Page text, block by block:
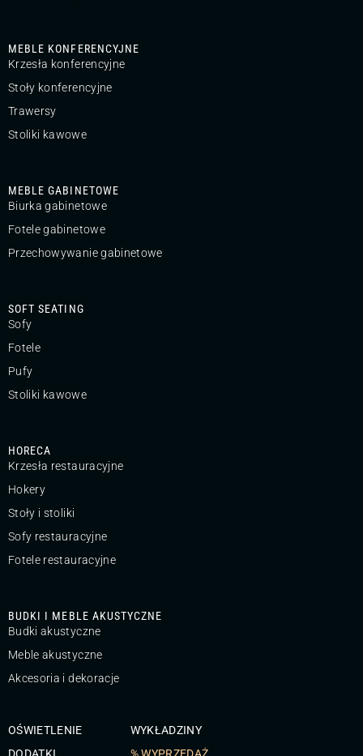
MEBLE KONFERENCYJNE
Krzesła konferencyjne
Stoły konferencyjne
Trawersy
Stoliki kawowe
MEBLE GABINETOWE
Biurka gabinetowe
Fotele gabinetowe
Przechowywanie gabinetowe
SOFT SEATING
Sofy
Fotele
Pufy
Stoliki kawowe
HORECA
Krzesła restauracyjne
Hokery
Stoły i stoliki
Sofy restauracyjne
Fotele restauracyjne
BUDKI I MEBLE AKUSTYCZNE
Budki akustyczne
Meble akustyczne
Akcesoria i dekoracje
OŚWIETLENIE
WYKŁADZINY